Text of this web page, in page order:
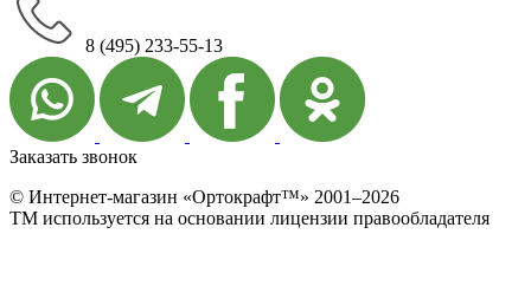
8 (495) 233-55-13
Заказать звонок
© Интернет-магазин «Ортокрафт™» 2001–2026
ТМ используется на основании лицензии правообладателя